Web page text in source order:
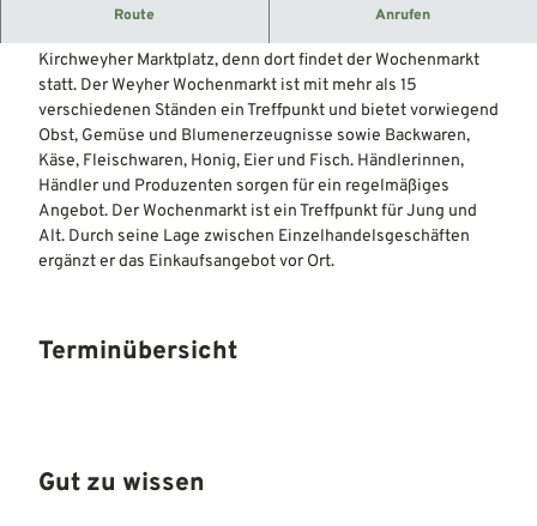
Route Anrufen
Wochenmarkt auf dem Marktplatz in Weyhe.
Kirchweyher Marktplatz, denn dort findet der Wochenmarkt
statt. Der Weyher Wochenmarkt ist mit mehr als 15
verschiedenen Ständen ein Treffpunkt und bietet vorwiegend
Obst, Gemüse und Blumenerzeugnisse sowie Backwaren,
Käse, Fleischwaren, Honig, Eier und Fisch. Händlerinnen,
Händler und Produzenten sorgen für ein regelmäßiges
Angebot. Der Wochenmarkt ist ein Treffpunkt für Jung und
Alt. Durch seine Lage zwischen Einzelhandelsgeschäften
ergänzt er das Einkaufsangebot vor Ort.
Terminübersicht
Gut zu wissen